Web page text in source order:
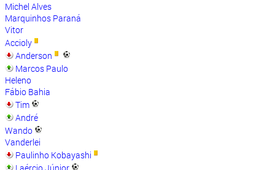
Michel Alves
Marquinhos Paraná
Vitor
Accioly
Anderson
Marcos Paulo
Heleno
Fábio Bahia
Tim
André
Wando
Vanderlei
Paulinho Kobayashi